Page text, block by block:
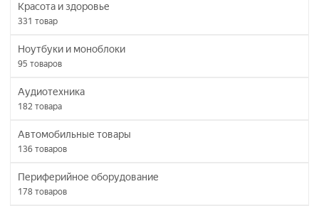
Красота и здоровье
331 товар
Ноутбуки и моноблоки
95 товаров
Аудиотехника
182 товара
Автомобильные товары
136 товаров
Периферийное оборудование
178 товаров